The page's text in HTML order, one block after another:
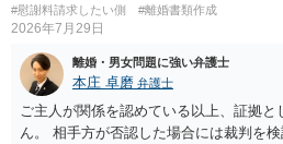
#慰謝料請求したい側
#離婚書類作成
2026年7月29日
離婚・男女問題に強い弁護士
本庄 卓磨 弁護士
ご主人が関係を認めている以上、証拠
ん。 相手方が否認した場合には裁判を